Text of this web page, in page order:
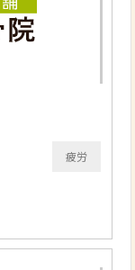
疲労